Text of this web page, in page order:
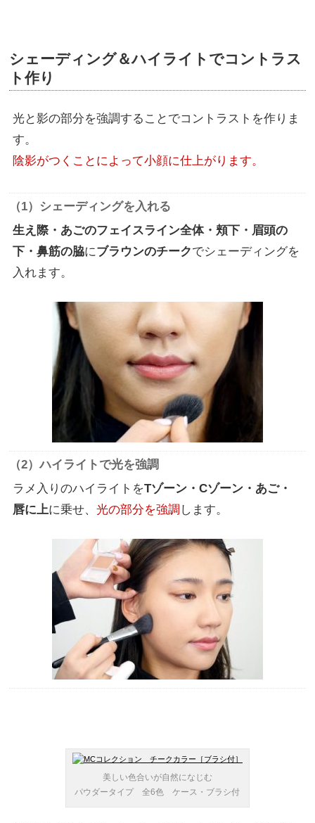
シェーディング＆ハイライトでコントラス
ト作り
光と影の部分を強調することでコントラストを作りま
す。
陰影がつくことによって小顔に仕上がります。
（1）シェーディングを入れる
生え際・あごのフェイスライン全体・頬下・眉頭の
下・鼻筋の脇にブラウンのチークでシェーディングを
入れます。
（2）ハイライトで光を強調
ラメ入りのハイライトをTゾーン・Cゾーン・あご・
唇に上に乗せ、光の部分を強調 します。
美しい色合いが自然になじむ
パウダータイプ 全6色 ケース・ブラシ付